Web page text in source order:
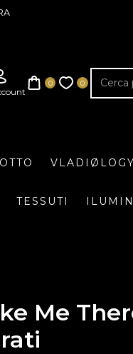
VLADIØLOGY
TESSUTI
Me